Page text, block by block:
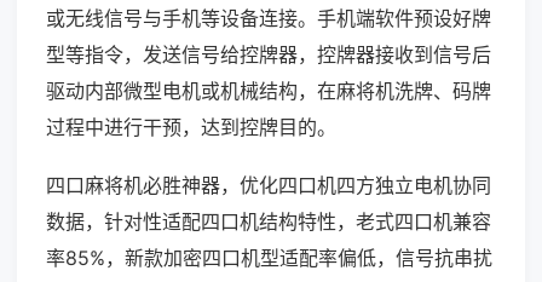
或无线信号与手机等设备连接。手机端软件预设好牌
型等指令，发送信号给控牌器，控牌器接收到信号后
驱动内部微型电机或机械结构，在麻将机洗牌、码牌
过程中进行干预，达到控牌目的。
四口麻将机必胜神器，优化四口机四方独立电机协同
数据，针对性适配四口机结构特性，老式四口机兼容
率85%，新款加密四口机型适配率偏低，信号抗串扰